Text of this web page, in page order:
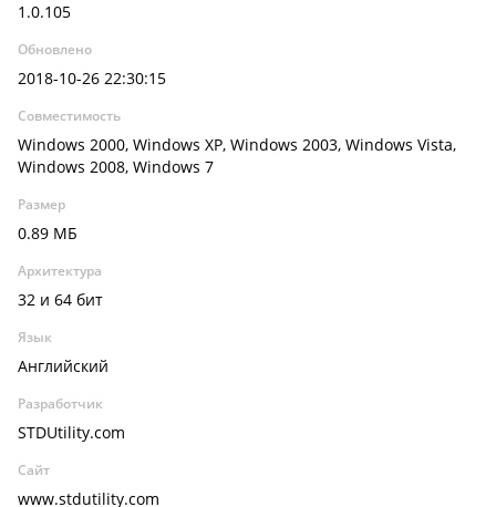
1.0.105
Обновлено
2018-10-26 22:30:15
Совместимость
Windows 2000, Windows XP, Windows 2003, Windows Vista,
Windows 2008, Windows 7
Размер
0.89 МБ
Архитектура
32 и 64 бит
Язык
Английский
Разработчик
STDUtility.com
Сайт
www.stdutility.com